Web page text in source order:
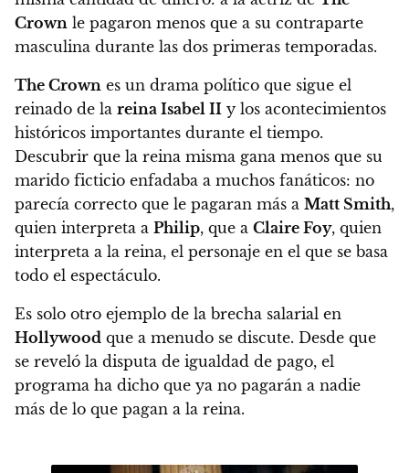
Crown le pagaron menos que a su contraparte
masculina durante las dos primeras temporadas.
The Crown es un drama político que sigue el
reinado de la reina Isabel II y los acontecimientos
históricos importantes durante el tiempo.
Descubrir que la reina misma gana menos que su
marido ficticio enfadaba a muchos fanáticos: no
parecía correcto que le pagaran más a Matt Smith,
quien interpreta a Philip, que a Claire Foy, quien
interpreta a la reina, el personaje en el que se basa
todo el espectáculo.
Es solo otro ejemplo de la brecha salarial en
Hollywood que a menudo se discute. Desde que
se reveló la disputa de igualdad de pago, el
programa ha dicho que ya no pagarán a nadie
más de lo que pagan a la reina.